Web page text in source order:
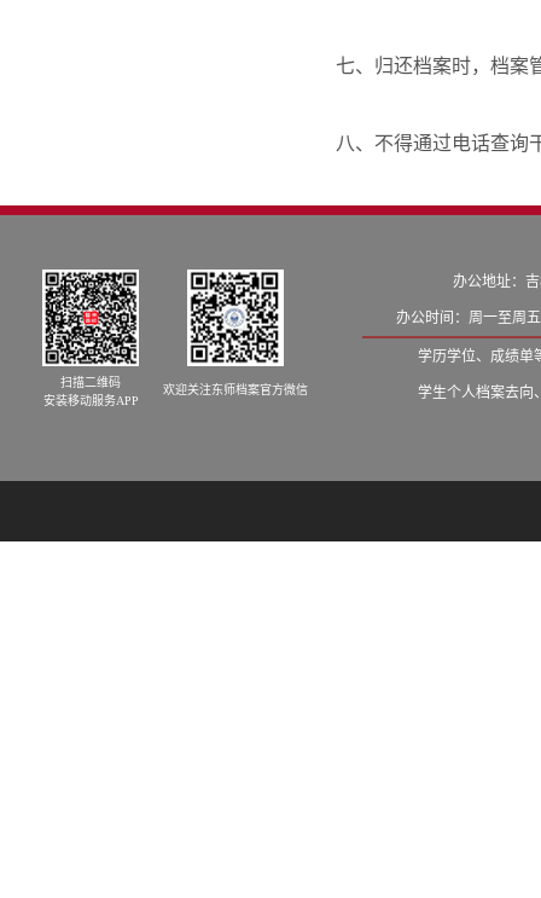
七、归还档案时，档案
八、不得通过电话查询
扫描二维码
安装移动服务APP
欢迎关注东师档案官方微信
办公地址：
办公时间：周一至周
学历学位、成绩单
学生个人档案去向